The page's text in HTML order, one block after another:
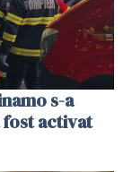
s-a
fost activat